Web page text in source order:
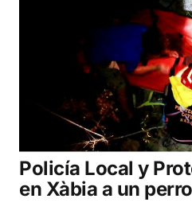
Policía Local y
en Xàbia a un